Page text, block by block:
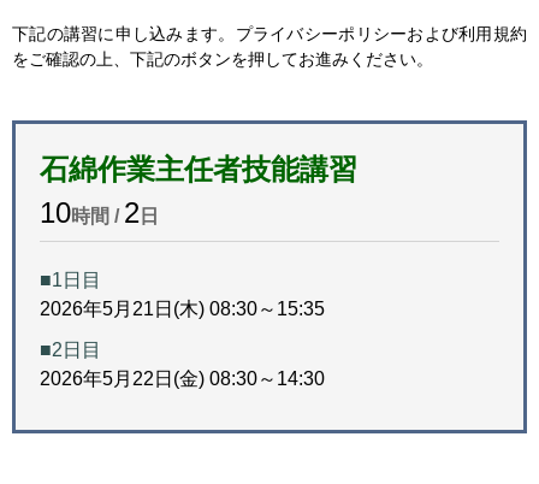
下記の講習に申し込みます。プライバシーポリシーおよび利用規約
をご確認の上、下記のボタンを押してお進みください。
石綿作業主任者技能講習
10時間 / 2 日
■1日目
2026年5月21日(木) 08:30～15:35
■2日目
2026年5月22日(金) 08:30～14:30